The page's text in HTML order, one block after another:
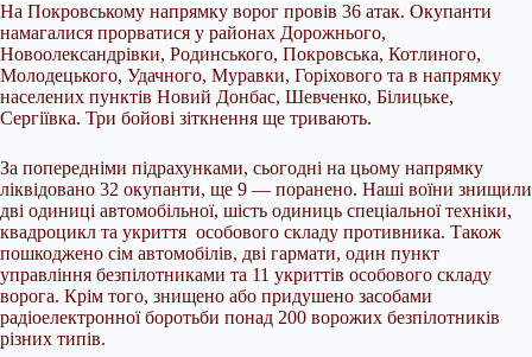
На Покровському напрямку ворог провів 36 атак. Окупанти
намагалися прорватися у районах Дорожнього,
Новоолександрівки, Родинського, Покровська, Котлиного,
Молодецького, Удачного, Муравки, Горіхового та в напрямку
населених пунктів Новий Донбас, Шевченко, Білицьке,
Сергіївка. Три бойові зіткнення ще тривають.
За попередніми підрахунками, сьогодні на цьому напрямку
ліквідовано 32 окупанти, ще 9 — поранено. Наші воїни знищили
дві одиниці автомобільної, шість одиниць спеціальної техніки,
квадроцикл та укриття особового складу противника. Також
пошкоджено сім автомобілів, дві гармати, один пункт
управління безпілотниками та 11 укриттів особового складу
ворога. Крім того, знищено або придушено засобами
радіоелектронної боротьби понад 200 ворожих безпілотників
різних типів.